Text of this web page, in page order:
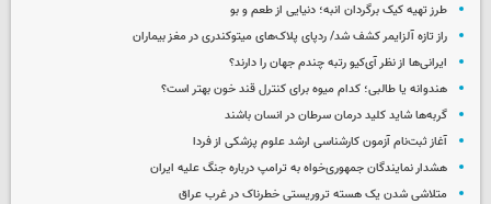
طرز تهیه کیک برگردان انبه؛ دنیایی از طعم و بو
راز تازه آلزایمر کشف شد/ ردپای پلاک‌های میتوکندری در مغز بیماران
ایرانی‌ها از نظر آی‌کیو رتبه چندم جهان را دارند؟
هندوانه یا طالبی؛ کدام‌ میوه برای کنترل قند خون بهتر است؟
گربه‌ها شاید کلید درمان سرطان در انسان باشند
آغاز ثبت‌نام‌ آزمون کارشناسی ارشد علوم پزشکی از فردا
هشدار نمایندگان جمهوری‌خواه به ترامپ درباره جنگ علیه ایران
متلاشی شدن یک هسته تروریستی خطرناک در غرب عراق